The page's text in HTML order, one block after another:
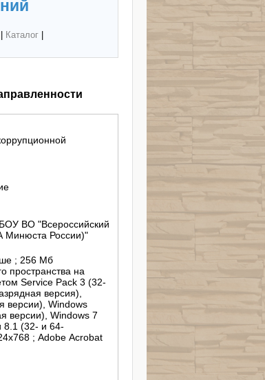
Каталог|
ВО "Всероссийский
Минюста России)"
; 256 Мб
пространства на
Service Pack 3 (32-
версия),
версии), Windows
версии), Windows 7
8.1 (32- и 64-
; Adobe Acrobat